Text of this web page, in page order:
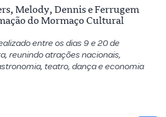
Melody, Dennis e Ferrugem
do Mormaço Cultural
entre os dias 9 e 20 de
reunindo atrações nacionais,
teatro, dança e economia